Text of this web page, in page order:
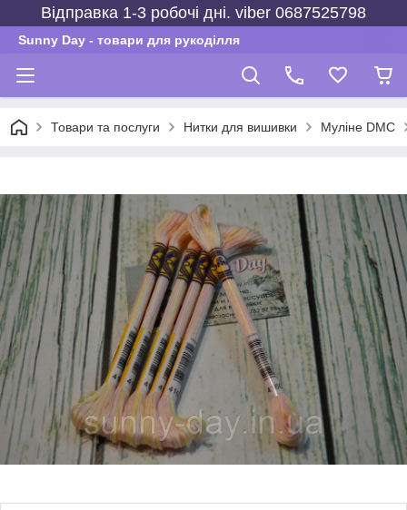
Відправка 1-3 робочі дні. viber 0687525798
Sunny Day - товари для рукоділля
Товари та послуги Нитки для вишивки Муліне DMC